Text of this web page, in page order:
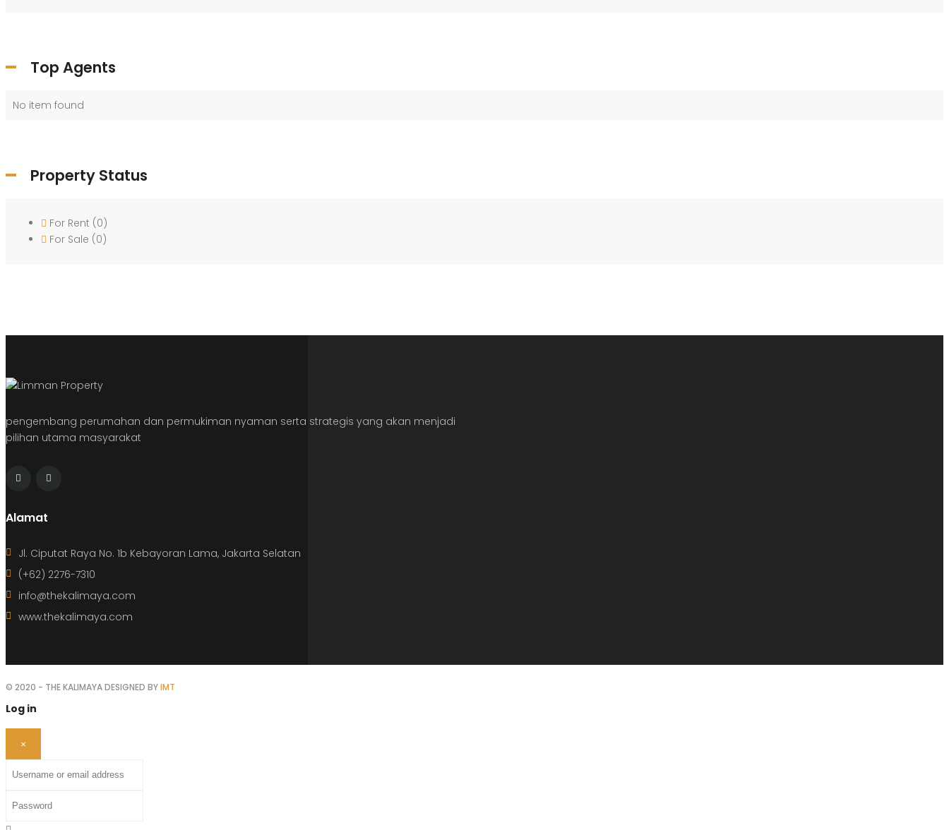
Top Agents
No item found
Property Status
For Rent (0)
For Sale (0)
pengembang perumahan dan permukiman nyaman serta strategis yang akan menjadi
pilihan utama masyarakat
Alamat
Jl. Ciputat Raya No. 1b Kebayoran Lama, Jakarta Selatan
(+62) 2276-7310
info@thekalimaya.com
www.thekalimaya.com
© 2020 - THE KALIMAYA DESIGNED BYIMT
Log in
×